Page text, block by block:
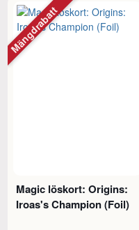
Magic löskort: Origins:
Iroas's Champion (Foil)
Mängdrabatt